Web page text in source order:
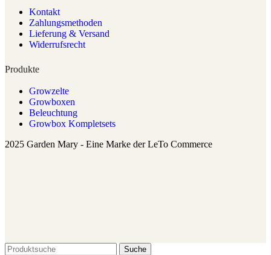
Kontakt
Zahlungsmethoden
Lieferung & Versand
Widerrufsrecht
Produkte
Growzelte
Growboxen
Beleuchtung
Growbox Kompletsets
2025 Garden Mary - Eine Marke der LeTo Commerce
Suche